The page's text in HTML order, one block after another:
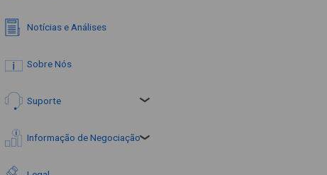
Notícias e Análises
Sobre Nós
Suporte
Informação de Negociação